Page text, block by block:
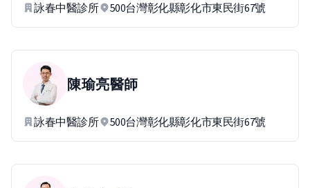
詠春中醫診所 500台灣彰化縣彰化市東民街67號
陳瑜亮醫師
詠春中醫診所 500台灣彰化縣彰化市東民街67號